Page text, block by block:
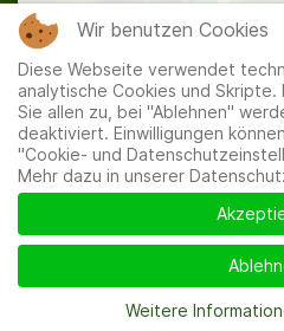
Mitglieder|Impressum|
und
Wir benutzen Cookies
Diese Webseite verwendet
analytische Cookies und
Sie allen zu, bei "Ablehnen"
deaktiviert. Einwilligungen
"Cookie- und
Mehr dazu in unserer
Weitere